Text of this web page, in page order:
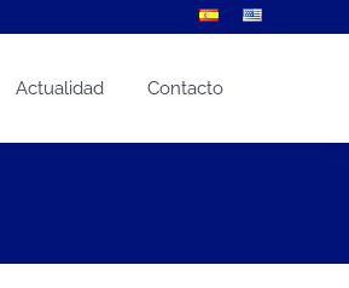
Actualidad Contacto